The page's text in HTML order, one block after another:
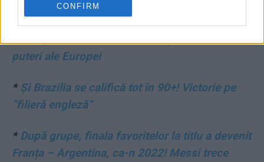
CONFIRM
Germania și Olanda, eliminate de la Mondiale!
puteri ale Europei
* Și Brazilia se califică tot în 90+! Victorie pe
”filieră engleză”
* După grupe, finala favoritelor la titlu a devenit
Franța – Argentina, ca-n 2022! Messi trece